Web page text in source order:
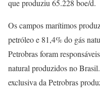
que produziu 65.228 boe/d.
Os campos marítimos
petróleo e 81,4% do gás
Petrobras foram
natural produzidos no
exclusiva da Petrobras